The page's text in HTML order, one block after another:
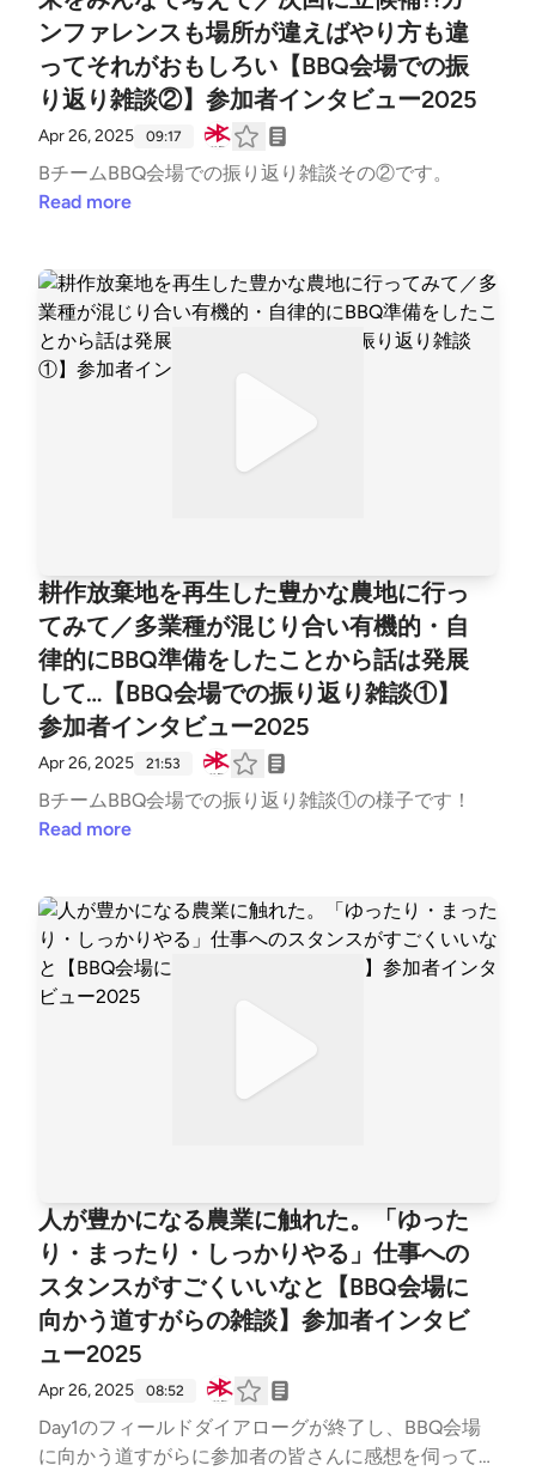
ンファレンスも場所が違えばやり方も違
ってそれがおもしろい【BBQ会場での振
り返り雑談②】参加者インタビュー2025
Apr 26, 2025 09:17
BチームBBQ会場での振り返り雑談その②です。
Read more
耕作放棄地を再生した豊かな農地に行っ
てみて／多業種が混じり合い有機的・自
律的にBBQ準備をしたことから話は発展
して…【BBQ会場での振り返り雑談①】
参加者インタビュー2025
Apr 26, 2025 21:53
BチームBBQ会場での振り返り雑談①の様子です！
Read more
人が豊かになる農業に触れた。「ゆった
り・まったり・しっかりやる」仕事への
スタンスがすごくいいなと【BBQ会場に
向かう道すがらの雑談】参加者インタビ
ュー2025
Apr 26, 2025 08:52
Day1のフィールドダイアローグが終了し、BBQ会場
に向かう道すがらに参加者の皆さんに感想を伺ってみ